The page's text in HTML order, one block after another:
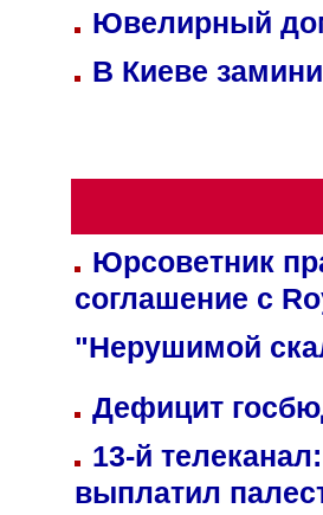
Ювелирный
В Киеве
Юрсоветник
соглашение с
"Нерушимой
Дефицит
13-й
выплатил